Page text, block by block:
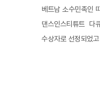
끝에서 젊은 감독이
베트남 소수민족인
댄스인스티튜트 다
수상자로 선정되었